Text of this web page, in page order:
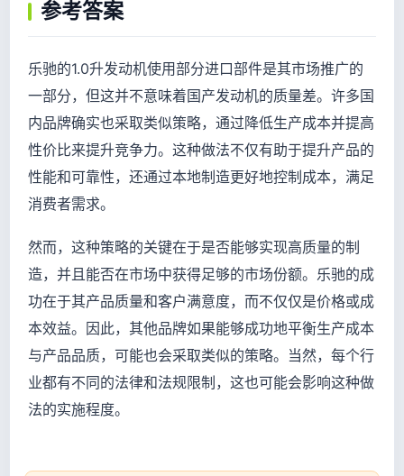
参考答案
乐驰的1.0升发动机使用部分进口部件是其市场推广的
一部分，但这并不意味着国产发动机的质量差。许多国
内品牌确实也采取类似策略，通过降低生产成本并提高
性价比来提升竞争力。这种做法不仅有助于提升产品的
性能和可靠性，还通过本地制造更好地控制成本，满足
消费者需求。
然而，这种策略的关键在于是否能够实现高质量的制
造，并且能否在市场中获得足够的市场份额。乐驰的成
功在于其产品质量和客户满意度，而不仅仅是价格或成
本效益。因此，其他品牌如果能够成功地平衡生产成本
与产品品质，可能也会采取类似的策略。当然，每个行
业都有不同的法律和法规限制，这也可能会影响这种做
法的实施程度。